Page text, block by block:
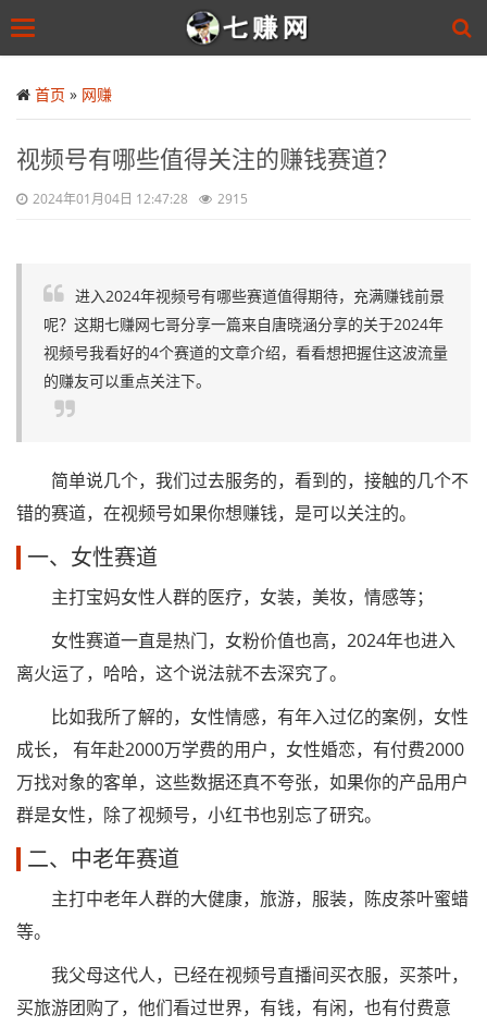
to
main
Toggle
首页 » 网赚
视频号有哪些值得关注的赚钱赛道？
2024年01月04日 12:47:28 2915
进入2024年视频号有哪些赛道值得期待，充满赚钱前景
呢？这期七赚网七哥分享一篇来自唐晓涵分享的关于2024年
视频号我看好的4个赛道的文章介绍，看看想把握住这波流量
的赚友可以重点关注下。
简单说几个，我们过去服务的，看到的，接触的几个不
错的赛道，在视频号如果你想赚钱，是可以关注的。
一、女性赛道
主打宝妈女性人群的医疗，女装，美妆，情感等；
女性赛道一直是热门，女粉价值也高，2024年也进入
离火运了，哈哈，这个说法就不去深究了。
比如我所了解的，女性情感，有年入过亿的案例，女性
成长， 有年赴2000万学费的用户，女性婚恋，有付费2000
万找对象的客单，这些数据还真不夸张，如果你的产品用户
群是女性，除了视频号，小红书也别忘了研究。
二、中老年赛道
主打中老年人群的大健康，旅游，服装，陈皮茶叶蜜蜡
等。
我父母这代人，已经在视频号直播间买衣服，买茶叶，
买旅游团购了，他们看过世界，有钱，有闲，也有付费意